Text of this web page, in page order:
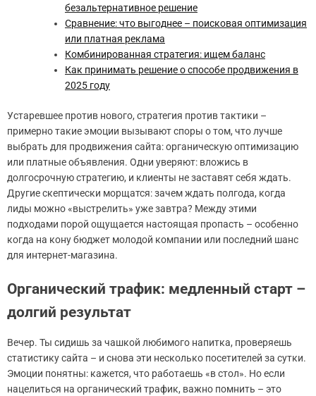
безальтернативное решение
Сравнение: что выгоднее – поисковая оптимизация
или платная реклама
Комбинированная стратегия: ищем баланс
Как принимать решение о способе продвижения в
2025 году
Устаревшее против нового, стратегия против тактики –
примерно такие эмоции вызывают споры о том, что лучше
выбрать для продвижения сайта: органическую оптимизацию
или платные объявления. Одни уверяют: вложись в
долгосрочную стратегию, и клиенты не заставят себя ждать.
Другие скептически морщатся: зачем ждать полгода, когда
лиды можно «выстрелить» уже завтра? Между этими
подходами порой ощущается настоящая пропасть – особенно
когда на кону бюджет молодой компании или последний шанс
для интернет-магазина.
Органический трафик: медленный старт –
долгий результат
Вечер. Ты сидишь за чашкой любимого напитка, проверяешь
статистику сайта – и снова эти несколько посетителей за сутки.
Эмоции понятны: кажется, что работаешь «в стол». Но если
нацелиться на органический трафик, важно помнить – это